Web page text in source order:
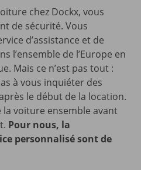
chez Dockx, vous
de sécurité. Vous
d’assistance et de
l’ensemble de l’Europe en
Mais ce n’est pas tout :
à vous inquiéter des
le début de la location.
la voiture ensemble avant
Pour nous, la
personnalisé sont de